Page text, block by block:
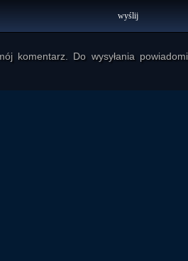
komentarz. Do wysyłania